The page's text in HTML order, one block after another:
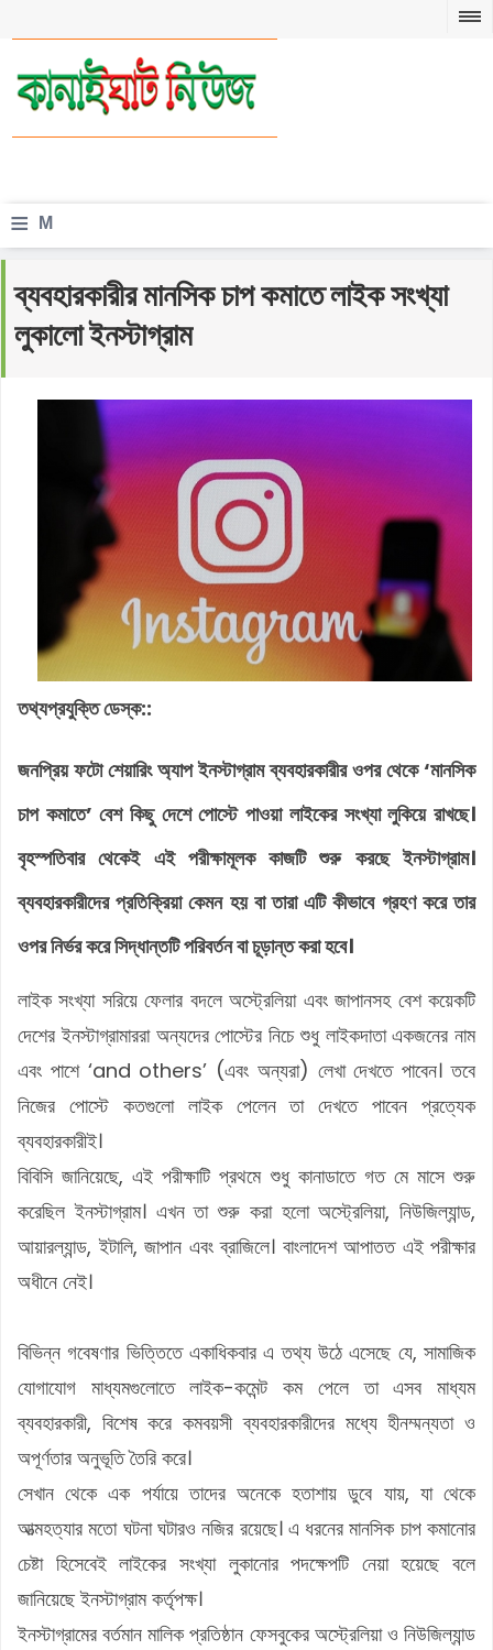
≡ M
n
u
ব্যবহারকারীর মানসিক চাপ কমাতে লাইক সংখ্যা
লুকালো ইনস্টাগ্রাম
তথ্যপ্রযুক্তি ডেস্ক::
জনপ্রিয় ফটো শেয়ারিং অ্যাপ ইনস্টাগ্রাম ব্যবহারকারীর ওপর থেকে ‘মানসিক
চাপ কমাতে’ বেশ কিছু দেশে পোস্টে পাওয়া লাইকের সংখ্যা লুকিয়ে রাখছে।
বৃহস্পতিবার থেকেই এই পরীক্ষামূলক কাজটি শুরু করছে ইনস্টাগ্রাম।
ব্যবহারকারীদের প্রতিক্রিয়া কেমন হয় বা তারা এটি কীভাবে গ্রহণ করে তার
ওপর নির্ভর করে সিদ্ধান্তটি পরিবর্তন বা চূড়ান্ত করা হবে।
লাইক সংখ্যা সরিয়ে ফেলার বদলে অস্ট্রেলিয়া এবং জাপানসহ বেশ কয়েকটি
দেশের ইনস্টাগ্রামাররা অন্যদের পোস্টের নিচে শুধু লাইকদাতা একজনের নাম
এবং পাশে ‘and others’ (এবং অন্যরা) লেখা দেখতে পাবেন। তবে
নিজের পোস্টে কতগুলো লাইক পেলেন তা দেখতে পাবেন প্রত্যেক
ব্যবহারকারীই।
বিবিসি জানিয়েছে, এই পরীক্ষাটি প্রথমে শুধু কানাডাতে গত মে মাসে শুরু
করেছিল ইনস্টাগ্রাম। এখন তা শুরু করা হলো অস্ট্রেলিয়া, নিউজিল্যান্ড,
আয়ারল্যান্ড, ইটালি, জাপান এবং ব্রাজিলে। বাংলাদেশ আপাতত এই পরীক্ষার
অধীনে নেই।
বিভিন্ন গবেষণার ভিত্তিতে একাধিকবার এ তথ্য উঠে এসেছে যে, সামাজিক
যোগাযোগ মাধ্যমগুলোতে লাইক-কমেন্ট কম পেলে তা এসব মাধ্যম
ব্যবহারকারী, বিশেষ করে কমবয়সী ব্যবহারকারীদের মধ্যে হীনম্মন্যতা ও
অপূর্ণতার অনুভূতি তৈরি করে।
সেখান থেকে এক পর্যায়ে তাদের অনেকে হতাশায় ডুবে যায়, যা থেকে
আত্মহত্যার মতো ঘটনা ঘটারও নজির রয়েছে। এ ধরনের মানসিক চাপ কমানোর
চেষ্টা হিসেবেই লাইকের সংখ্যা লুকানোর পদক্ষেপটি নেয়া হয়েছে বলে
জানিয়েছে ইনস্টাগ্রাম কর্তৃপক্ষ।
ইনস্টাগ্রামের বর্তমান মালিক প্রতিষ্ঠান ফেসবুকের অস্ট্রেলিয়া ও নিউজিল্যান্ড